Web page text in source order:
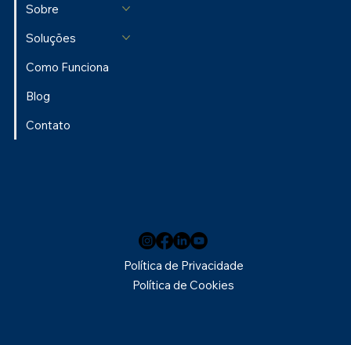
Sobre
Soluções
Como Funciona
Blog
Contato
Política de Privacidade
Política de Cookies